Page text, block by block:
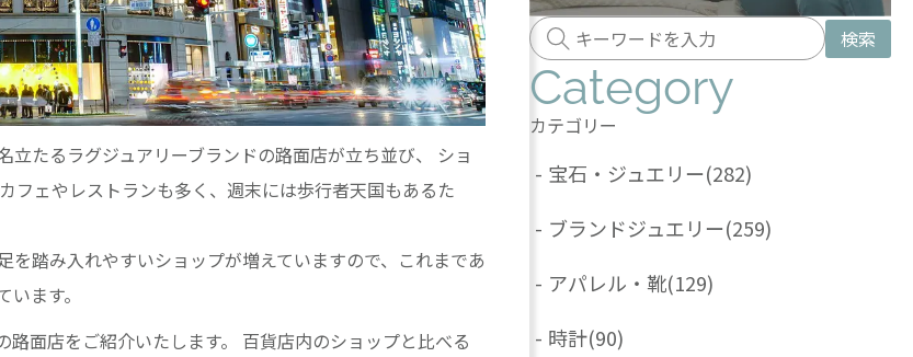
たるラグジュアリーブランドの路面店が立ち並び、 ショ
フェやレストランも多く、週末には歩行者天国もあるた
を踏み入れやすいショップが増えていますので、これまであ
ます。
面店をご紹介いたします。 百貨店内のショップと比べる
検索
Category
カテゴリー
- 宝石・ジュエリー(282)
- ブランドジュエリー(259)
- アパレル・靴(129)
- 時計(90)